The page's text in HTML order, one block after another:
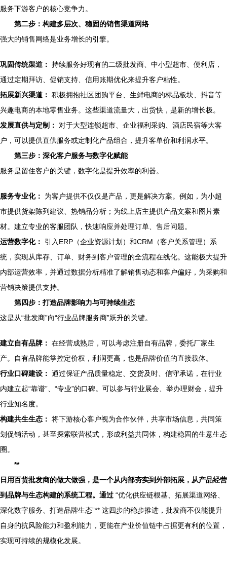
服务下游客户的核心竞争力。
第二步：构建多层次、稳固的销售渠道网络
强大的销售网络是业务增长的引擎。
巩固传统渠道： 持续服务好现有的二级批发商、中小型超市、便利店，
通过定期拜访、促销支持、信用账期优化来提升客户粘性。
拓展新兴渠道： 积极拥抱社区团购平台、生鲜电商的标品板块、抖音等
兴趣电商的本地零售业务。这些渠道流量大，出货快，是新的增长极。
发展直供与定制：
对于大型连锁超市、企业福利采购、酒店民宿等大客
户，可以提供直供服务或定制化产品组合，提升客单价和利润水平。
第三步：深化客户服务与数字化赋能
服务是留住客户的关键，数字化是提升效率的利器。
服务专业化：
为客户提供不仅仅是产品，更是解决方案。例如，为小超
市提供货架陈列建议、热销品分析；为线上店主提供产品文案和图片素
材。建立专业的客服团队，快速响应并处理订单、售后问题。
运营数字化：
引入ERP（企业资源计划）和CRM（客户关系管理）系
统，实现从库存、订单、财务到客户管理的全流程在线化。这能极大提升
内部运营效率，并通过数据分析精准了解销售动态和客户偏好，为采购和
营销决策提供支持。
第四步：打造品牌影响力与可持续生态
这是从“批发商”向“行业品牌服务商”跃升的关键。
建立自有品牌： 在经营成熟后，可以考虑注册自有品牌，委托厂家生
产。自有品牌能掌控定价权，利润更高，也是品牌价值的直接载体。
行业口碑建设： 通过保证产品质量稳定、交货及时、信守承诺，在行业
内建立起“靠谱”、“专业”的口碑。可以参与行业展会、举办理财会，提升
行业知名度。
构建共生生态： 将下游核心客户视为合作伙伴，共享市场信息，共同策
划促销活动，甚至探索联营模式，形成利益共同体，构建稳固的生意生态
圈。
**
日用百货批发商的做大做强，是一个从内部夯实到外部拓展，从产品经营
到品牌与生态构建的系统工程。通过 “优化供应链根基、拓展渠道网络、
深化数字服务、打造品牌生态”** 这四步的稳步推进，批发商不仅能提升
自身的抗风险能力和盈利能力，更能在产业价值链中占据更有利的位置，
实现可持续的规模化发展。